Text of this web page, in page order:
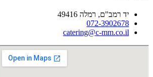
יד רמב"ם, רמלה 49416
072-3902678
catering@c-mm.co.il